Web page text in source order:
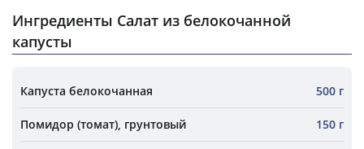
Ингредиенты Салат из белокочанной
капусты
Капуста белокочанная 500 г
Помидор (томат), грунтовый 150 г